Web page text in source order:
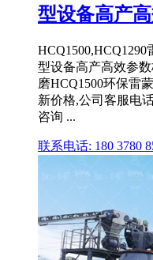
型设备高产
型设备高产高效参
磨HCQ1500环保雷
新价格,公司客服电
咨询 ...
联系电话: 180 3780